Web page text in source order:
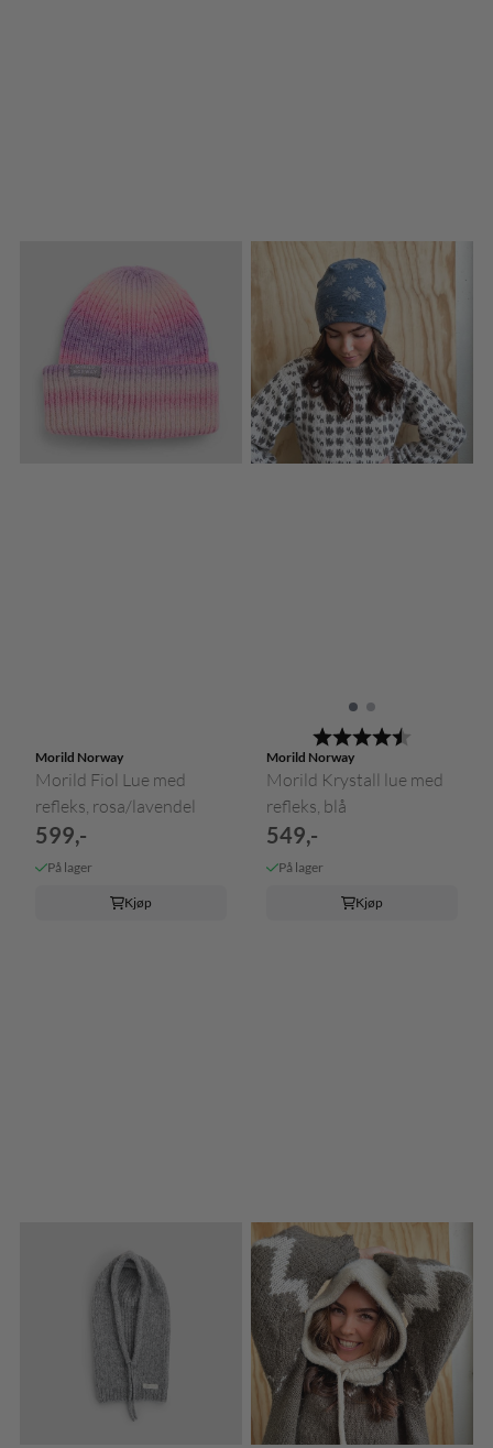
Morild Norway
Morild Fiol Lue med
refleks, rosa/lavendel
599,-
På lager
Kjøp
Karakter:
Morild Norway
Morild Krystall lue med
refleks, blå
549,-
På lager
Kjøp